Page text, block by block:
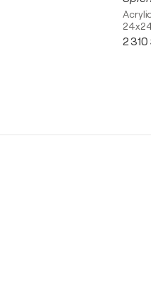
24x24in
2 310